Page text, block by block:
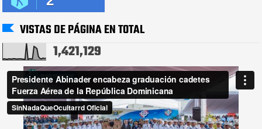
VISTAS DE PÁGINA EN TOTAL
1,421,129